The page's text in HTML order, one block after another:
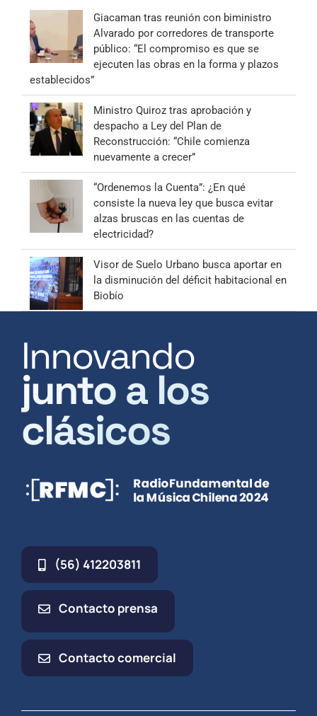
Giacaman tras reunión con biministro
Alvarado por corredores de transporte
público: “El compromiso es que se
ejecuten las obras en la forma y plazos
establecidos”
Ministro Quiroz tras aprobación y
despacho a Ley del Plan de
Reconstrucción: “Chile comienza
nuevamente a crecer”
“Ordenemos la Cuenta”: ¿En qué
consiste la nueva ley que busca evitar
alzas bruscas en las cuentas de
electricidad?
Visor de Suelo Urbano busca aportar en
la disminución del déficit habitacional en
Biobío
Innovando
junto a los
clásicos
(56) 412203811
Contacto prensa
Contacto comercial